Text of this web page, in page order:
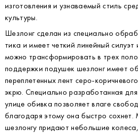
изготовления и узнаваемый стиль
культуры.
Шезлонг сделан из специально
тика и имеет четкий линейный силуэт
можно трансформировать в трех
поддержки подушек шезлонг имеет
переплетенных лент серо-
экрю. Специально разработанная
улице обивка позволяет влаге
благодаря этому она быстро сохнет.
шезлонгу придают небольшие